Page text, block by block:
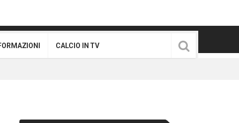
CALCIO IN TV